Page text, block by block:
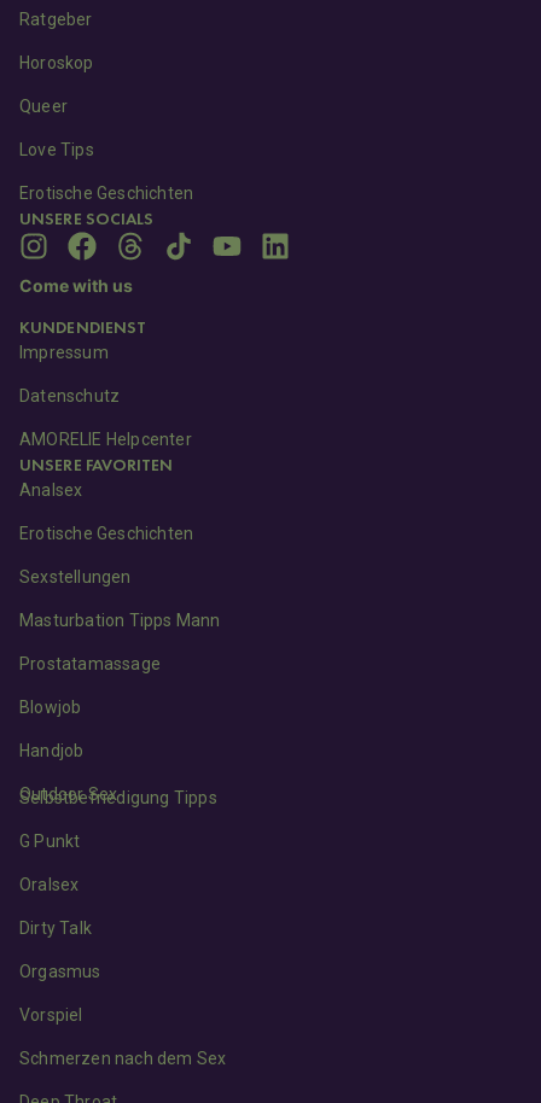
Ratgeber
Horoskop
Queer
Love Tips
Erotische Geschichten
UNSERE SOCIALS
Come with us
KUNDENDIENST
Impressum
Datenschutz
AMORELIE Helpcenter
UNSERE FAVORITEN
Analsex
Erotische Geschichten
Sexstellungen
Masturbation Tipps Mann
Prostatamassage
Blowjob
Handjob
Outdoor Sex
Selbstbefriedigung Tipps
G Punkt
Oralsex
Dirty Talk
Orgasmus
Vorspiel
Schmerzen nach dem Sex